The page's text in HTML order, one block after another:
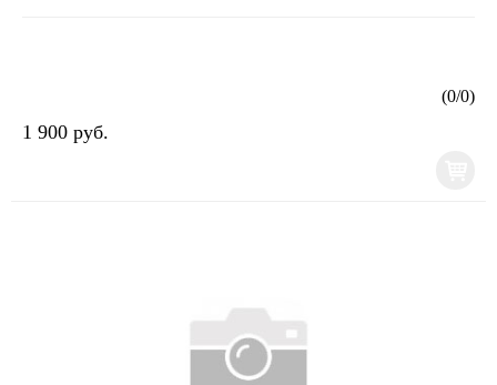
(0/0)
1 900 руб.